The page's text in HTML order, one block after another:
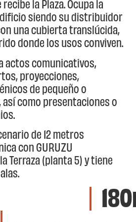
la Plaza. Ocupa la
siendo su distribuidor
una cubierta translúcida,
donde los usos conviven.
actos comunicativos,
proyecciones,
de pequeño o
como presentaciones o
de 12 metros
con GURUZU
Terraza (planta 5) y tiene